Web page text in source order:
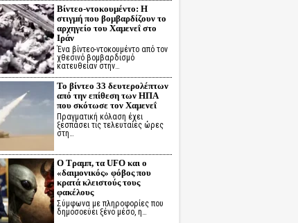
Βίντεο-ντοκουμέντο: Η
στιγμή που βομβαρδίζουν το
αρχηγείο του Χαμενεΐ στο
Ιράν
Ένα βίντεο-ντοκουμέντο από τον
χθεσινό βομβαρδισμό
κατευθείαν στην…
Το βίντεο 33 δευτερολέπτων
από την επίθεση των ΗΠΑ
που σκότωσε τον Χαμενεΐ
Πραγματική κόλαση έχει
ξεσπάσει τις τελευταίες ώρες
στη…
Ο Τραμπ, τα UFO και ο
«δαιμονικός» φόβος που
κρατά κλειστούς τους
φακέλους
Σύμφωνα με πληροφορίες που
δημοσοεύει ξένο μέσο, η…